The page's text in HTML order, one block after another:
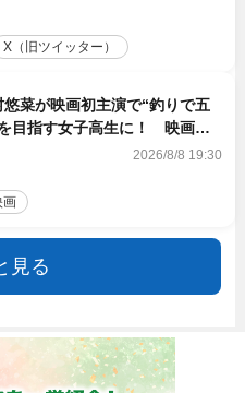
X（旧ツイッター）
悠菜が映画初主演で“釣りで五
目指す女子高生に！ 映画
今秋公開
2026/8/8 19:30
画
見る